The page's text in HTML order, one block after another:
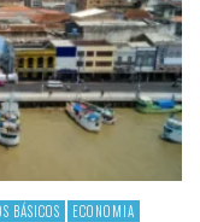
BÁSICOS
ECONOMIA